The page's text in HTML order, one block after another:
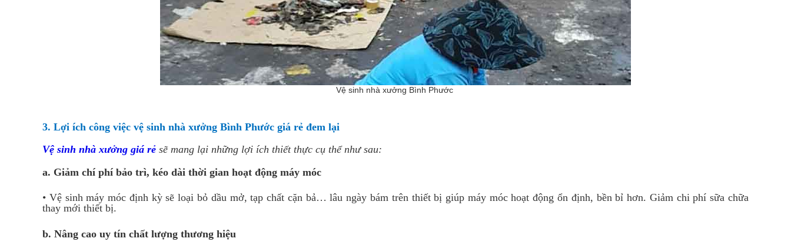
Vệ sinh nhà xưởng Bình Phước
3. Lợi ích công việc vệ sinh nhà xưởng Bình Phước giá rẻ đem lại
Vệ sinh nhà xưởng giá rẻ sẽ mang lại những lợi ích thiết thực cụ thể như sau:
a. Giảm chí phí bảo trì, kéo dài thời gian hoạt động máy móc
• Vệ sinh máy móc định kỳ sẽ loại bỏ dầu mở, tạp chất cặn bả… lâu ngày bám trên thiết bị giúp máy móc hoạt động ổn định, bền bỉ hơn. Giảm chi phí sữa chữa
thay mới thiết bị.
b. Nâng cao uy tín chất lượng thương hiệu